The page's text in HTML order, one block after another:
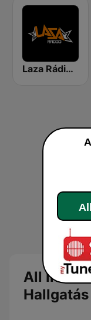
Laza Rádió - Mulatós Csatorna
All In
Hallgatás